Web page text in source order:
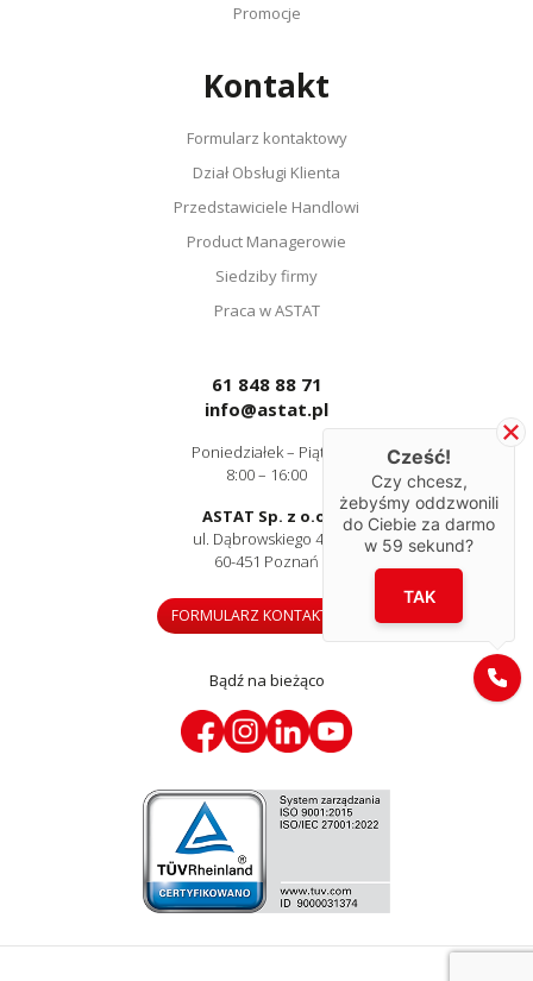
Promocje
Kontakt
Formularz kontaktowy
Dział Obsługi Klienta
Przedstawiciele Handlowi
Product Managerowie
Siedziby firmy
Praca w ASTAT
61 848 88 71
info@astat.pl
Poniedziałek – Piątek
8:00 – 16:00
ASTAT Sp. z o.o.
ul. Dąbrowskiego 441
60-451 Poznań
FORMULARZ KONTAKTOWY
Bądź na bieżąco
Cześć!
Czy chcesz,
żebyśmy oddzwonili
do Ciebie za darmo
w 59 sekund?
TAK